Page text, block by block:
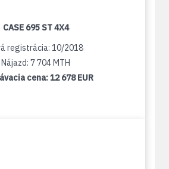
CASE 695 ST 4X4
registrácia: 10/2018
Nájazd: 7 704 MTH
cena:12 678 EUR